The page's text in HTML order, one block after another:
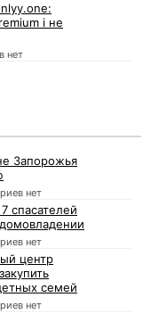
і не
нет
Запорожья
нет
спасателей
нет
центр
семей
нет